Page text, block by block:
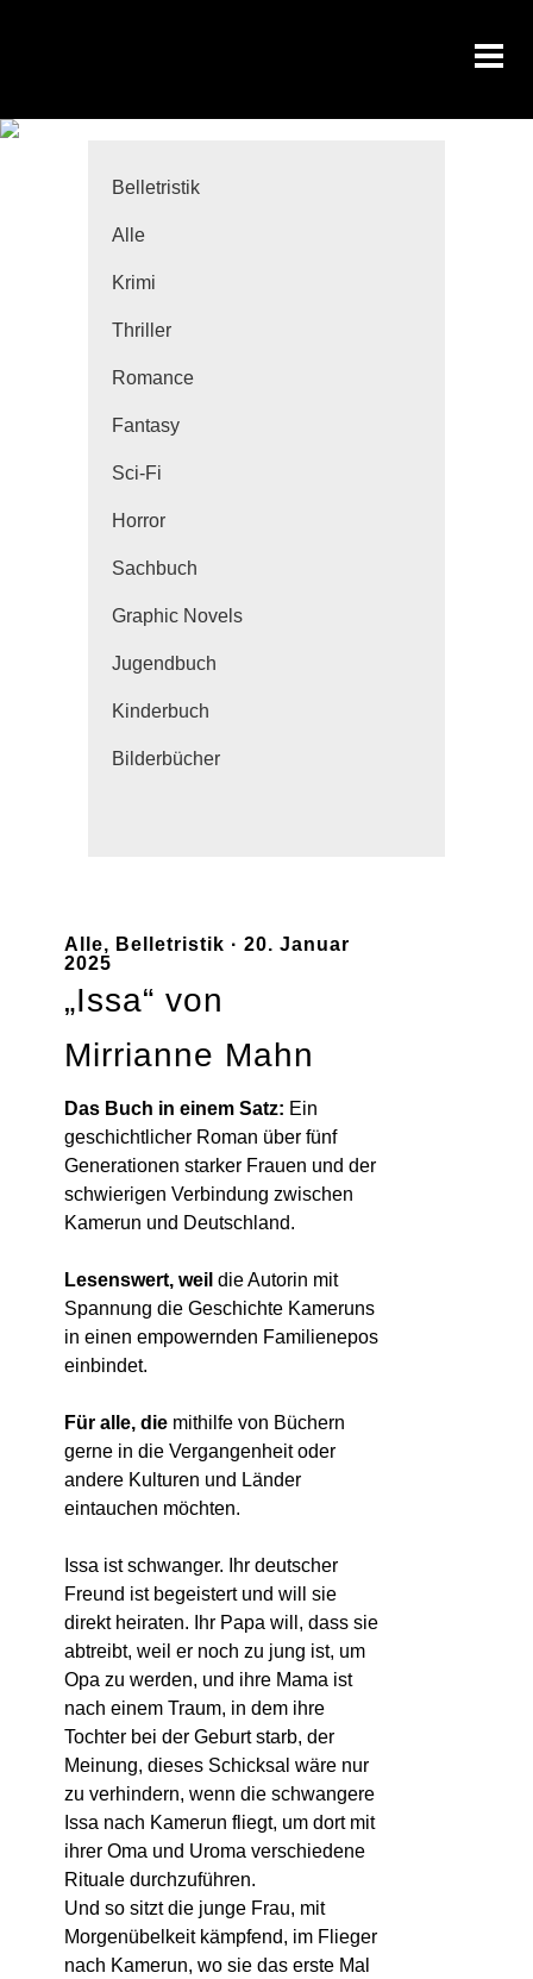
Belletristik
Alle
Krimi
Thriller
Romance
Fantasy
Sci-Fi
Horror
Sachbuch
Graphic Novels
Jugendbuch
Kinderbuch
Bilderbücher
Alle, Belletristik · 20. Januar
2025
„Issa“ von
Mirrianne Mahn
Das Buch in einem Satz: Ein
geschichtlicher Roman über fünf
Generationen starker Frauen und der
schwierigen Verbindung zwischen
Kamerun und Deutschland.
Lesenswert, weil die Autorin mit
Spannung die Geschichte Kameruns
in einen empowernden Familienepos
einbindet.
Für alle, die mithilfe von Büchern
gerne in die Vergangenheit oder
andere Kulturen und Länder
eintauchen möchten.
Issa ist schwanger. Ihr deutscher
Freund ist begeistert und will sie
direkt heiraten. Ihr Papa will, dass sie
abtreibt, weil er noch zu jung ist, um
Opa zu werden, und ihre Mama ist
nach einem Traum, in dem ihre
Tochter bei der Geburt starb, der
Meinung, dieses Schicksal wäre nur
zu verhindern, wenn die schwangere
Issa nach Kamerun fliegt, um dort mit
ihrer Oma und Uroma verschiedene
Rituale durchzuführen.
Und so sitzt die junge Frau, mit
Morgenübelkeit kämpfend, im Flieger
nach Kamerun, wo sie das erste Mal